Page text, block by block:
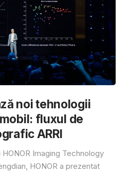
noi tehnologii
fluxul de
ARRI
Imaging Technology
HONOR a prezentat